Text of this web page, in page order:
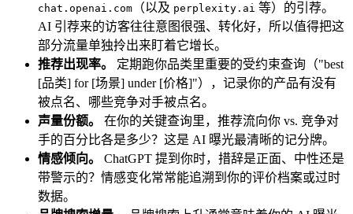
chat.openai.com （以及 perplexity.ai 等）的引荐。
AI 引荐来的访客往往意图很强、转化好，所以值得把这
部分流量单独拎出来盯着它增长。
推荐出现率。
定期跑你品类里重要的受约束查询（"best
[品类] for [场景] under [价格]"），记录你的产品有没有
被点名、哪些竞争对手被点名。
声量份额。
在你的关键查询里，推荐流向你 vs. 竞争对
手的百分比各是多少？这是 AI 曝光最清晰的记分牌。
情感倾向。
ChatGPT 提到你时，措辞是正面、中性还是
带警示的？情感变化常常能追溯到你的评价档案或过时
数据。